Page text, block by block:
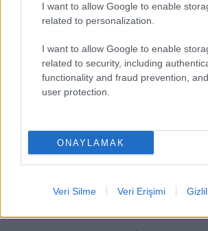
I want to allow Google to enable
related to personalization.
I want to allow Google to enable
related to security, including
functionality and fraud prevention,
user protection.
ONAYLAMAK
Veri Silme Veri Erişimi
parladığı yer olan Gaziantep’e dönen
henüz %100 hazır olmasa da
ve “hâlâ buradayım” dedi. Takımla
temposunu artıracaktır. Gençlerbirliği
galibiyet parolasıyla çıkacak olan
en önemli kozlardan biri olacak. Rumen
Küçük Bir Not: Kadroları kurarken
unutmayın!